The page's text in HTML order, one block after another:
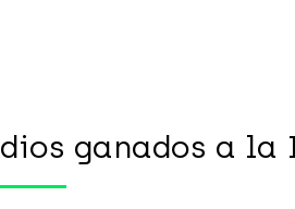
ganados a la